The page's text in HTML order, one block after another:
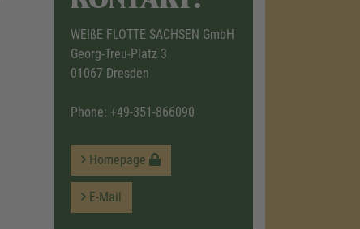
WEIßE FLOTTE SACHSEN GmbH
Georg-Treu-Platz 3
01067 Dresden
Phone: +49-351-866090
Homepage
E-Mail